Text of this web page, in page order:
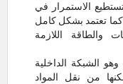
تستطيع الاستمرار في
كما تعتمد بشكل كامل
والطاقة اللازمة
الشبكة الداخلية
من نقل المواد